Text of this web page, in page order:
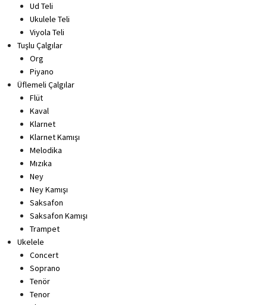
Ud Teli
Ukulele Teli
Viyola Teli
Tuşlu Çalgılar
Org
Piyano
Üflemeli Çalgılar
Flüt
Kaval
Klarnet
Klarnet Kamışı
Melodika
Mızıka
Ney
Ney Kamışı
Saksafon
Saksafon Kamışı
Trampet
Ukelele
Concert
Soprano
Tenör
Tenor